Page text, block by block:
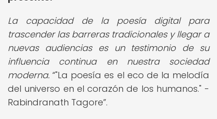
La capacidad de la poesía digital para
trascender las barreras tradicionales y llegar a
nuevas audiencias es un testimonio de su
influencia continua en nuestra sociedad
moderna. "La poesía es el eco de la melodía
del universo en el corazón de los humanos." -
Rabindranath Tagore .